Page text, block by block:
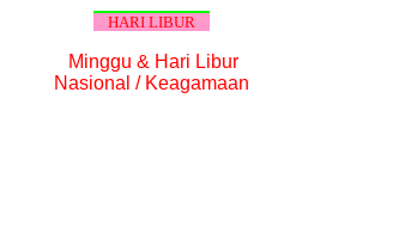
HARI LIBUR
Minggu & Hari Libur
Nasional / Keagamaan